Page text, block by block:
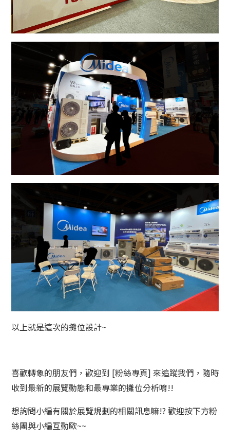
以上就是這次的攤位設計~
喜歡轉象的朋友們，歡迎到 [粉絲專頁] 來追蹤我們，隨時
收到最新的展覽動態和最專業的攤位分析唷!!
想詢問小編有關於展覽規劃的相關訊息嘛!? 歡迎按下方粉
絲團與小編互動歐~~